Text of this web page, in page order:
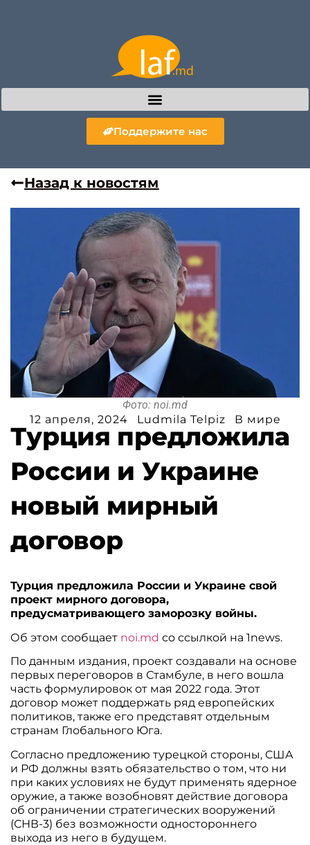
Поддержите нас
Назад к новостям
Фото: noi.md
12 апреля, 2024
Ludmila Telpiz В мире
Турция предложила
России и Украине
новый мирный
договор
Турция предложила России и Украине свой
проект мирного договора,
предусматривающего заморозку войны.
Об этом сообщает noi.md со ссылкой на 1news.
По данным издания, проект создавали на основе
первых переговоров в Стамбуле, в него вошла
часть формулировок от мая 2022 года. Этот
договор может поддержать ряд европейских
политиков, также его представят отдельным
странам Глобального Юга.
Согласно предложению турецкой стороны, США
и РФ должны взять обязательство о том, что ни
при каких условиях не будут применять ядерное
оружие, а также возобновят действие договора
об ограничении стратегических вооружений
(СНВ-3) без возможности одностороннего
выхода из него в будущем.